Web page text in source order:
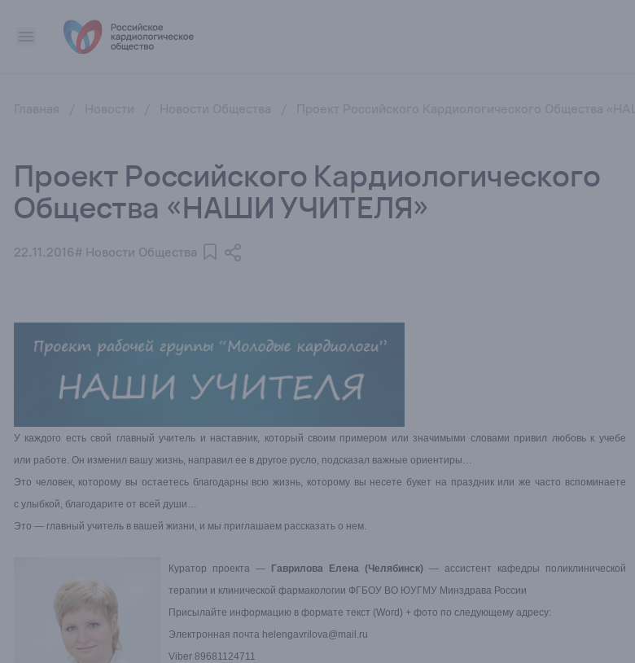
Проект Российского Кардиологического
Общества «НАШИ УЧИТЕЛЯ»
22.11.2016# Новости Общества
У каждого есть свой главный учитель и наставник, который своим примером или значимыми словами привил любовь к учебе
или работе. Он изменил вашу жизнь, направил ее в другое русло, подсказал важные ориентиры…
Это человек, которому вы остаетесь благодарны всю жизнь, которому вы несете букет на праздник или же часто вспоминаете
с улыбкой, благодарите от всей души…
Это — главный учитель в вашей жизни, и мы приглашаем рассказать о нем.
Куратор проекта — Гаврилова Елена (Челябинск)— ассистент кафедры поликлинической
терапии и клинической фармакологии ФГБОУ ВО ЮУГМУ Минздрава России
Присылайте информацию в формате текст (Word) + фото по следующему адресу:
Электронная почта helengavrilova@mail.ru
Viber 89681124711